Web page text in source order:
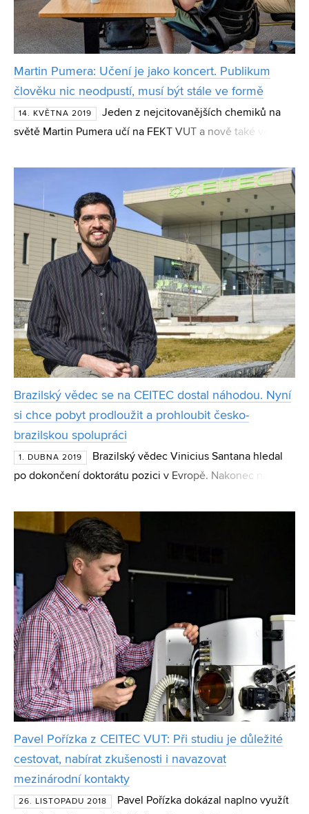
Martin Pumera: Učení je jako koncert. Publikum
člověku nic neodpustí, musí být stále ve formě
14. KVĚTNA 2019
Jeden z nejcitovanějších chemiků na
světě Martin Pumera učí na FEKT VUT a nově také vede
Energy and Innovation Lab. Soustředit se chce především
Brazilský vědec se na CEITEC dostal náhodou. Nyní
si chce pobyt prodloužit a prohloubit česko-
brazilskou spolupráci
1. DUBNA 2019
Brazilský vědec Vinicius Santana hledal
po dokončení doktorátu pozici v Evropě. Nakonec našel
skupině Magneto-Optická a ThZ Spektroskopie. Ve
výzkumu se z
Pavel Pořízka z CEITEC VUT: Při studiu je důležité
cestovat, nabírat zkušenosti i navazovat
mezinárodní kontakty
26. LISTOPADU 2018
Pavel Pořízka dokázal naplno využít